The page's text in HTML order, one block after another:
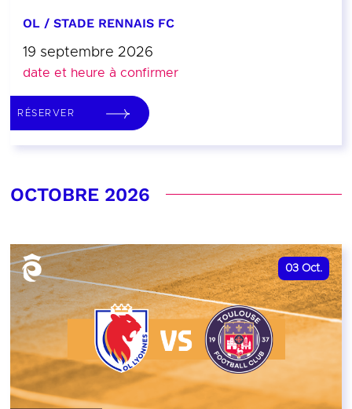
OL / STADE RENNAIS FC
19 septembre 2026
date et heure à confirmer
RÉSERVER
OCTOBRE 2026
03 Oct.